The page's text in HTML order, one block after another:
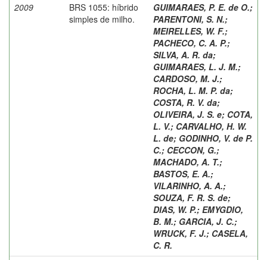
2009
BRS 1055: híbrido
simples de milho.
GUIMARAES, P. E. de O.;
PARENTONI, S. N.;
MEIRELLES, W. F.;
PACHECO, C. A. P.;
SILVA, A. R. da;
GUIMARAES, L. J. M.;
CARDOSO, M. J.;
ROCHA, L. M. P. da;
COSTA, R. V. da;
OLIVEIRA, J. S. e; COTA,
L. V.; CARVALHO, H. W.
L. de; GODINHO, V. de P.
C.; CECCON, G.;
MACHADO, A. T.;
BASTOS, E. A.;
VILARINHO, A. A.;
SOUZA, F. R. S. de;
DIAS, W. P.; EMYGDIO,
B. M.; GARCIA, J. C.;
WRUCK, F. J.; CASELA,
C. R.